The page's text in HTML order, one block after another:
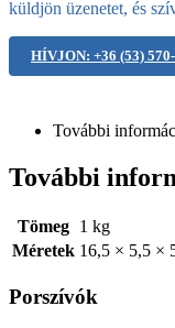
küldjön üzenetet, és
HÍVJON: +36 (53)
További
További
Tömeg 1 kg
Méretek 16,5 × 5,5 ×
Porszívók